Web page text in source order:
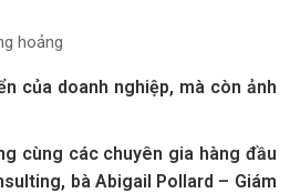
hoảng
của doanh nghiệp, mà còn ảnh
cùng các chuyên gia hàng đầu
bà Abigail Pollard – Giám